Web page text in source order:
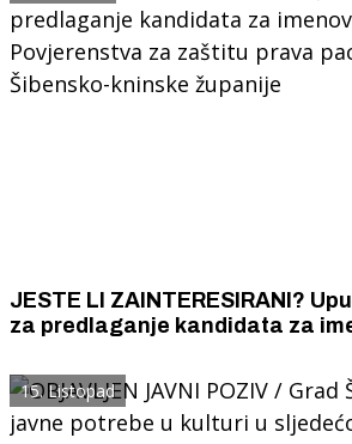
JESTE LI ZAINTERESIRANI?
za predlaganje kandidata za
pacijenata Šibensko-kninske
15. Listopad